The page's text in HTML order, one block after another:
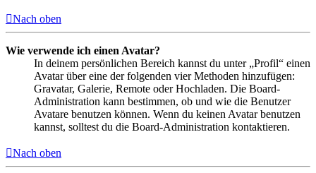
Nach oben
Wie verwende ich einen Avatar?
In deinem persönlichen Bereich kannst du unter „Profil“ einen
Avatar über eine der folgenden vier Methoden hinzufügen:
Gravatar, Galerie, Remote oder Hochladen. Die Board-
Administration kann bestimmen, ob und wie die Benutzer
Avatare benutzen können. Wenn du keinen Avatar benutzen
kannst, solltest du die Board-Administration kontaktieren.
Nach oben